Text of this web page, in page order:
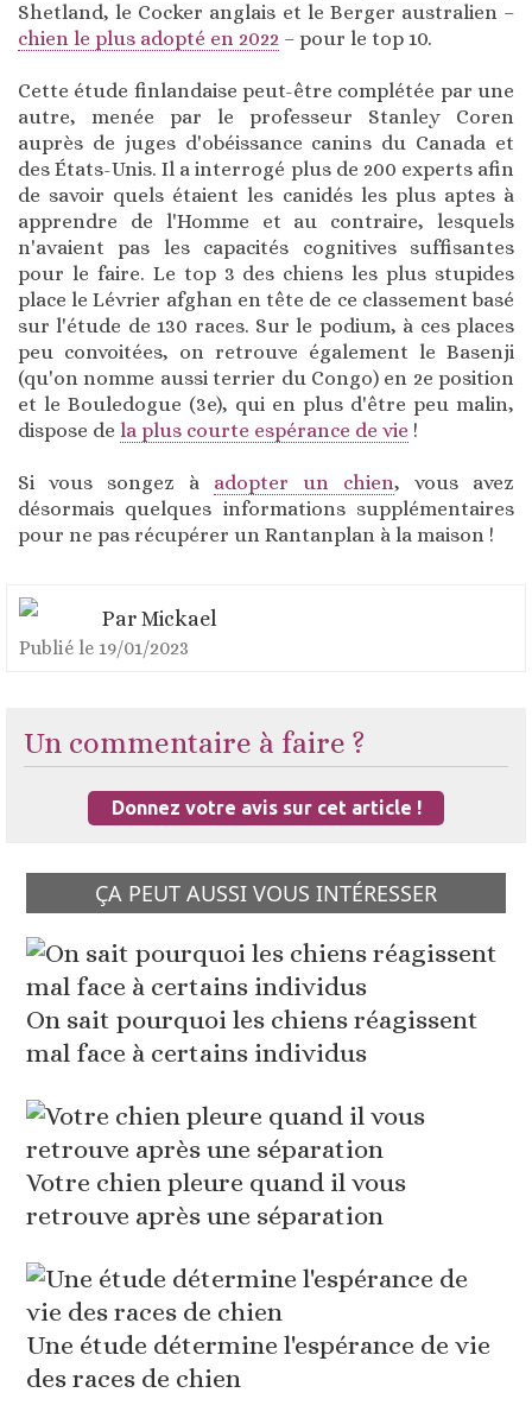
Shetland, le Cocker anglais et le Berger australien –
chien le plus adopté en 2022 – pour le top 10.
Cette étude finlandaise peut-être complétée par une
autre, menée par le professeur Stanley Coren
auprès de juges d'obéissance canins du Canada et
des États-Unis. Il a interrogé plus de 200 experts afin
de savoir quels étaient les canidés les plus aptes à
apprendre de l'Homme et au contraire, lesquels
n'avaient pas les capacités cognitives suffisantes
pour le faire. Le top 3 des chiens les plus stupides
place le Lévrier afghan en tête de ce classement basé
sur l'étude de 130 races. Sur le podium, à ces places
peu convoitées, on retrouve également le Basenji
(qu'on nomme aussi terrier du Congo) en 2e position
et le Bouledogue (3e), qui en plus d'être peu malin,
dispose de la plus courte espérance de vie !
Si vous songez à adopter un chien, vous avez
désormais quelques informations supplémentaires
pour ne pas récupérer un Rantanplan à la maison !
Par Mickael
Publié le 19/01/2023
Un commentaire à faire ?
Donnez votre avis sur cet article !
ÇA PEUT AUSSI VOUS INTÉRESSER
On sait pourquoi les chiens réagissent
mal face à certains individus
Votre chien pleure quand il vous
retrouve après une séparation
Une étude détermine l'espérance de vie
des races de chien